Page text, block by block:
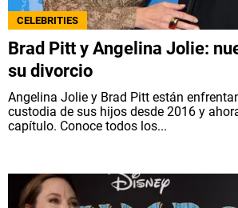
CELEBRITIES
Brad Pitt y Angelina Jolie:
su divorcio
Angelina Jolie y Brad Pitt están
custodia de sus hijos desde 2016 y
capítulo. Conoce todos los...